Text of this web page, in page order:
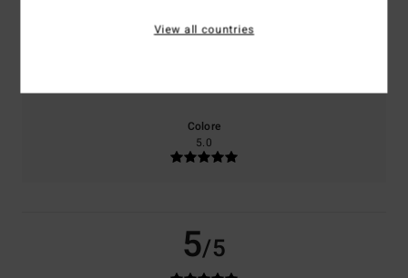
Colore
5.0
5/5
View all countries